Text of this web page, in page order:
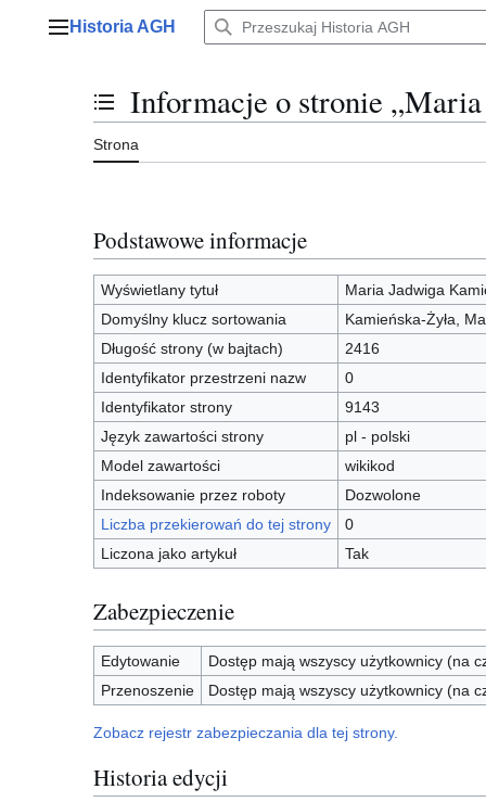
Menu główne
Historia AGH
Przełącz stan spisu treści
Informacje o stronie
Strona
Podstawowe informacje
Wyświetlany tytuł
Maria Jadwiga
Domyślny klucz sortowania
Kamieńska-Żyła,
Długość strony (w bajtach)
2416
Identyfikator przestrzeni nazw
0
Identyfikator strony
9143
Język zawartości strony
pl - polski
Model zawartości
wikikod
Indeksowanie przez roboty
Dozwolone
Liczba przekierowań do tej strony
0
Liczona jako artykuł
Tak
Zabezpieczenie
Edytowanie
Dostęp mają wszyscy użytkownicy (na
Przenoszenie
Dostęp mają wszyscy użytkownicy (na
Zobacz rejestr zabezpieczania dla tej strony.
Historia edycji